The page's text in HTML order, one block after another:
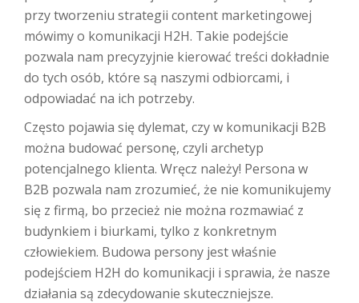
przy tworzeniu strategii content marketingowej
mówimy o komunikacji H2H. Takie podejście
pozwala nam precyzyjnie kierować treści dokładnie
do tych osób, które są naszymi odbiorcami, i
odpowiadać na ich potrzeby.
Często pojawia się dylemat, czy w komunikacji B2B
można budować personę, czyli archetyp
potencjalnego klienta. Wręcz należy! Persona w
B2B pozwala nam zrozumieć, że nie komunikujemy
się z firmą, bo przecież nie można rozmawiać z
budynkiem i biurkami, tylko z konkretnym
człowiekiem. Budowa persony jest właśnie
podejściem H2H do komunikacji i sprawia, że nasze
działania są zdecydowanie skuteczniejsze.